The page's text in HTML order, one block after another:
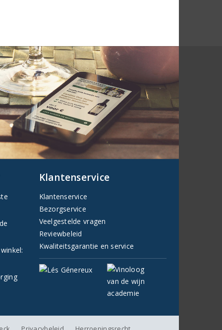
Klantenservice
Klantenservice
Bezorgservice
Veelgestelde vragen
Reviewbeleid
Kwaliteitsgarantie en service